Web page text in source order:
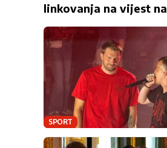
linkovanja na vijest na
SPORT